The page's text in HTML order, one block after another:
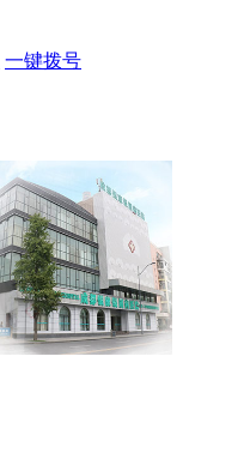
一键拨号